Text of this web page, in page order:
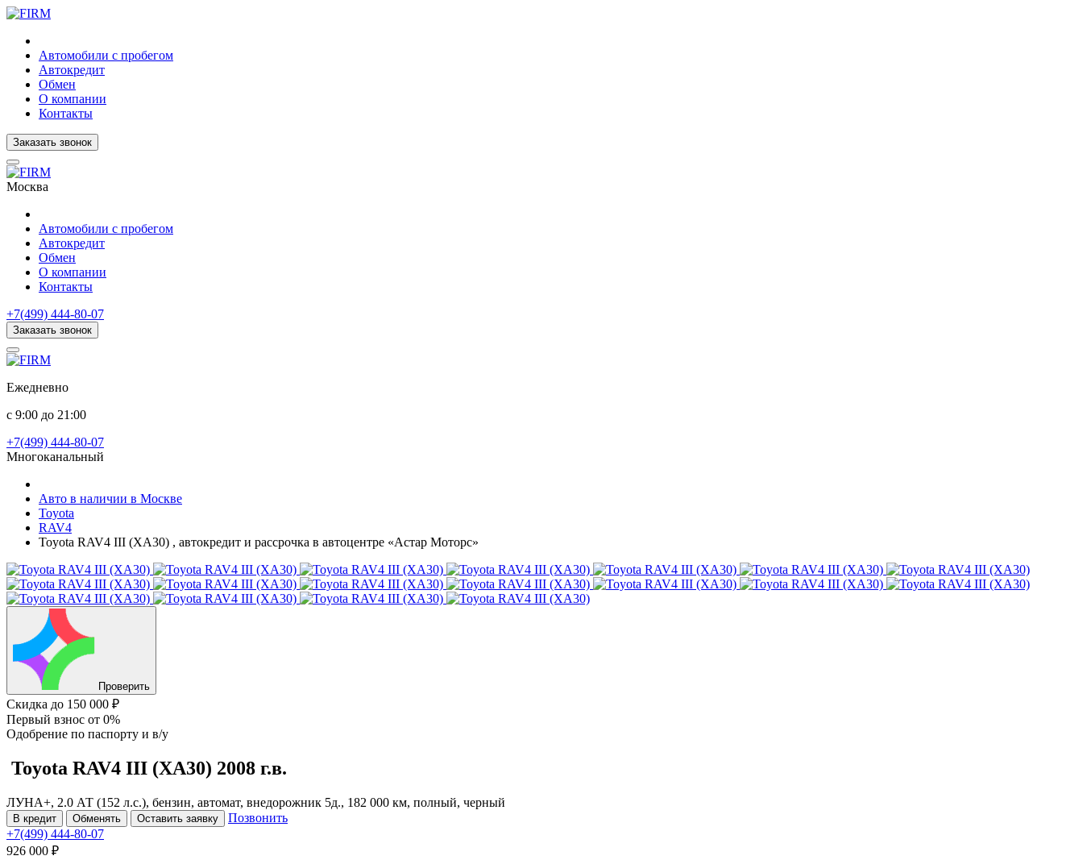
Автомобили с пробегом
Автокредит
Обмен
О компании
Контакты
Заказать звонок
Москва
Автомобили с пробегом
Автокредит
Обмен
О компании
Контакты
+7(499) 444-80-07
Заказать звонок
Ежедневно
с 9:00 до 21:00
+7(499) 444-80-07
Многоканальный
Авто в наличии в Москве
Toyota
RAV4
Toyota RAV4 III (XA30) , автокредит и рассрочка в автоцентре «Астар Моторс»
Проверить
Скидка до 150 000 ₽
Первый взнос от 0%
Одобрение по паспорту и в/у
Toyota RAV4 III (XA30) 2008 г.в.
ЛУНА+, 2.0 АТ (152 л.с.), бензин, автомат, внедорожник 5д., 182 000 км, полный, черный
В кредит Обменять Оставить заявку
Позвонить
+7(499) 444-80-07
926 000 ₽